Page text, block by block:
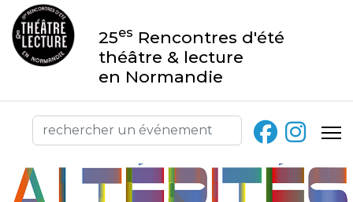
25es Rencontres d'été
théâtre & lecture
en Normandie